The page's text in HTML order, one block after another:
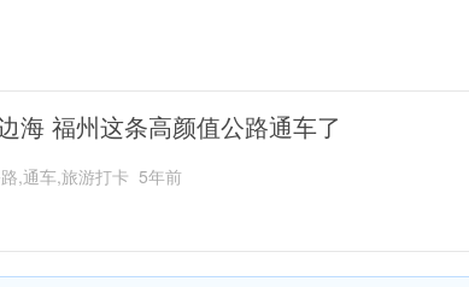
海 福州这条高颜值公路通车了
,通车,旅游打卡 5年前